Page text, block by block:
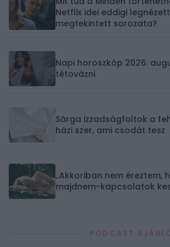
Netflix idei eddigi
megtekintett sorozata?
Napi horoszkóp 2026.
tétovázni
Sárga izzadságfoltok a
házi szer, ami csodát tesz
„Akkoriban nem éreztem,
majdnem-kapcsolatok
PODCAST